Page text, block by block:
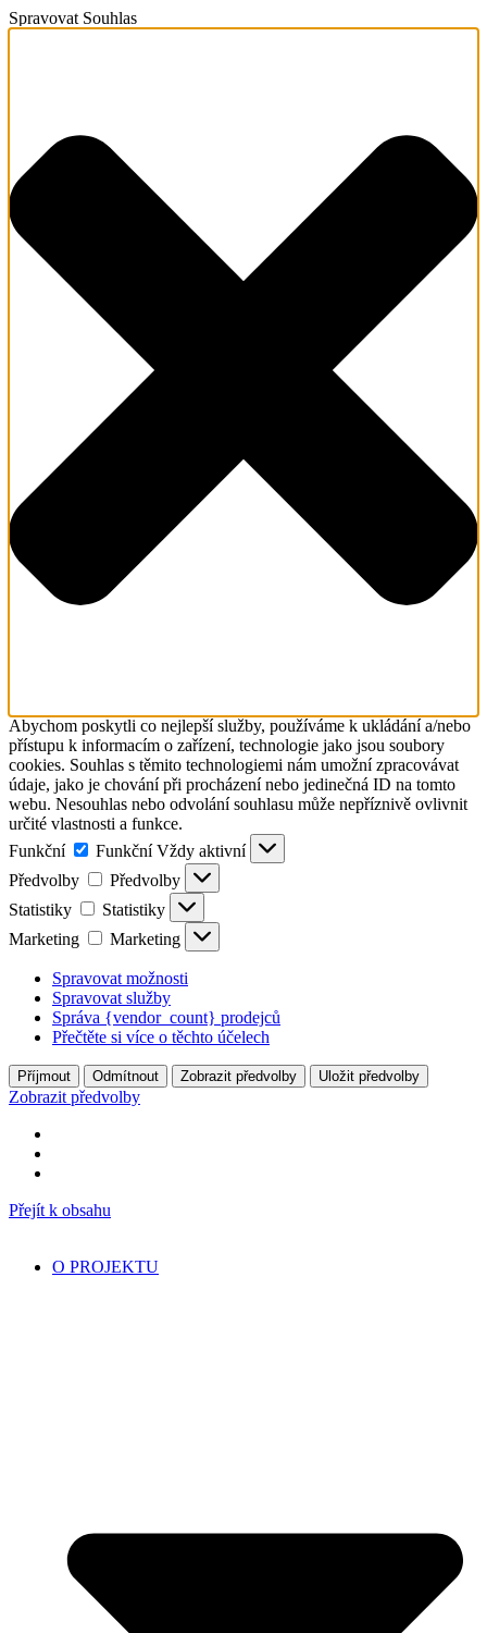
Spravovat Souhlas
Abychom poskytli co nejlepší služby, používáme k ukládání a/nebo
přístupu k informacím o zařízení, technologie jako jsou soubory
cookies. Souhlas s těmito technologiemi nám umožní zpracovávat
údaje, jako je chování při procházení nebo jedinečná ID na tomto
webu. Nesouhlas nebo odvolání souhlasu může nepříznivě ovlivnit
určité vlastnosti a funkce.
Funkční
Funkční Vždy aktivní
Předvolby
Předvolby
Statistiky
Statistiky
Marketing
Marketing
Spravovat možnosti
Spravovat služby
Správa {vendor_count} prodejců
Přečtěte si více o těchto účelech
Příjmout Odmítnout Zobrazit předvolby Uložit předvolby
Zobrazit předvolby
Přejít k obsahu
O PROJEKTU